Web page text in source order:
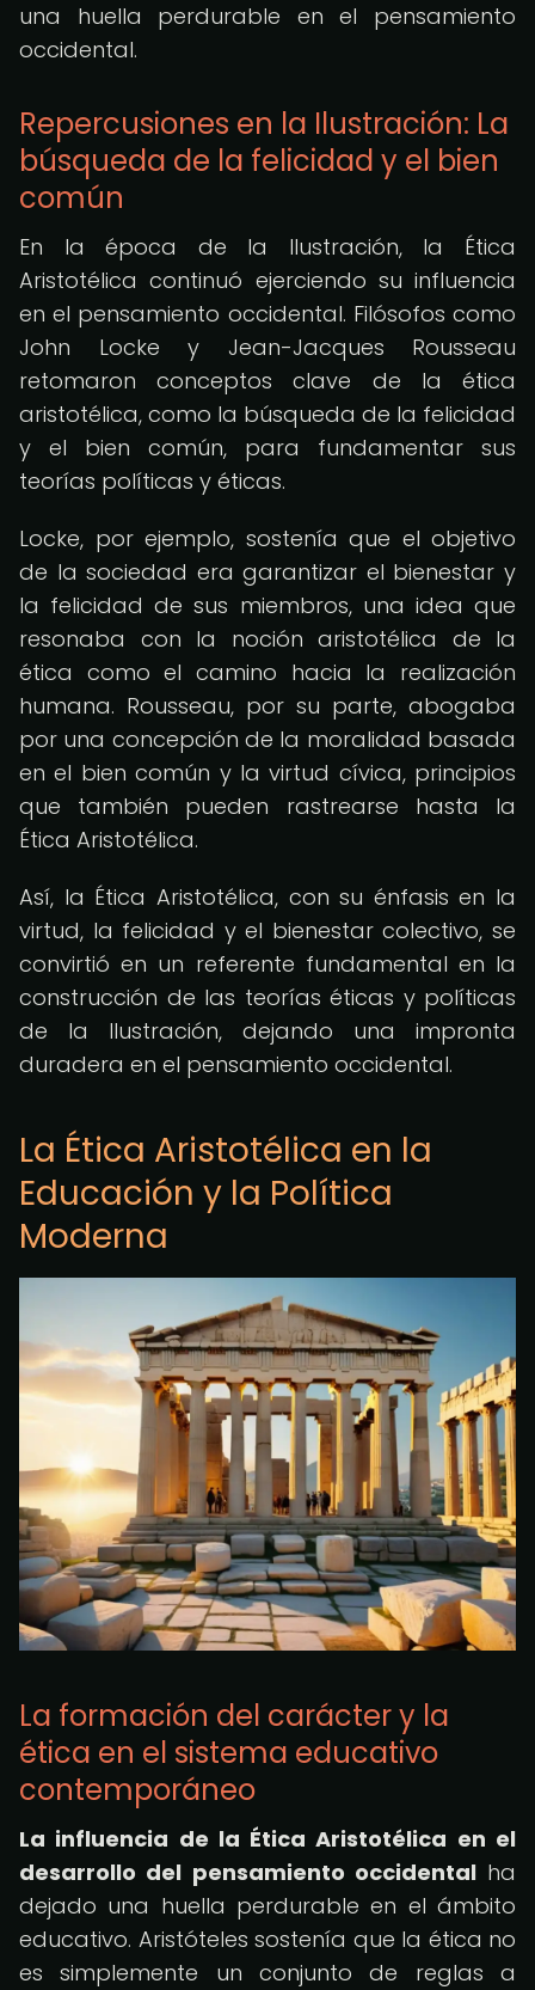
una huella perdurable en el pensamiento
occidental.
Repercusiones en la Ilustración: La
búsqueda de la felicidad y el bien
común
En la época de la Ilustración, la Ética
Aristotélica continuó ejerciendo su influencia
en el pensamiento occidental. Filósofos como
John Locke y Jean-Jacques Rousseau
retomaron conceptos clave de la ética
aristotélica, como la búsqueda de la felicidad
y el bien común, para fundamentar sus
teorías políticas y éticas.
Locke, por ejemplo, sostenía que el objetivo
de la sociedad era garantizar el bienestar y
la felicidad de sus miembros, una idea que
resonaba con la noción aristotélica de la
ética como el camino hacia la realización
humana. Rousseau, por su parte, abogaba
por una concepción de la moralidad basada
en el bien común y la virtud cívica, principios
que también pueden rastrearse hasta la
Ética Aristotélica.
Así, la Ética Aristotélica, con su énfasis en la
virtud, la felicidad y el bienestar colectivo, se
convirtió en un referente fundamental en la
construcción de las teorías éticas y políticas
de la Ilustración, dejando una impronta
duradera en el pensamiento occidental.
La Ética Aristotélica en la
Educación y la Política
Moderna
La formación del carácter y la
ética en el sistema educativo
contemporáneo
La influencia de la Ética Aristotélica en el
desarrollo del pensamiento occidentalha
dejado una huella perdurable en el ámbito
educativo. Aristóteles sostenía que la ética no
es simplemente un conjunto de reglas a